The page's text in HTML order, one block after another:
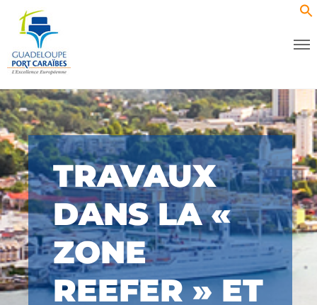
TRAVAUX
DANS LA «
ZONE
REEFER » ET